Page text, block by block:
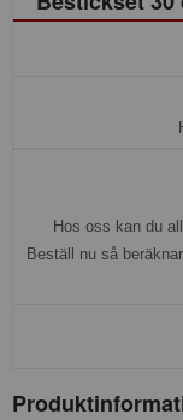
Hos oss kan du
Beställ nu så